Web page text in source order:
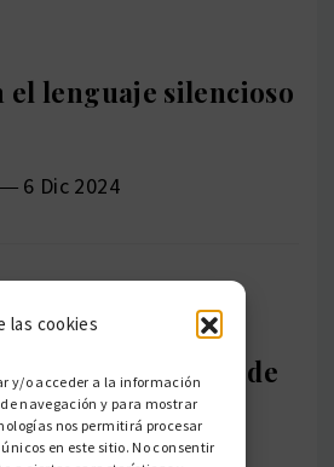
las cookies
y/o acceder a la información
navegación y para mostrar
nos permitirá procesar
en este sitio. No consentir
el lenguaje silencioso
6 Dic 2024
mortales hasta el
la segunda copa de